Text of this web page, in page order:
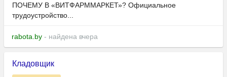
ПОЧЕМУ В «ВИТФАРММАРКЕТ»? Официальное
трудоустройство...
rabota.by - найдена вчера
Кладовщик